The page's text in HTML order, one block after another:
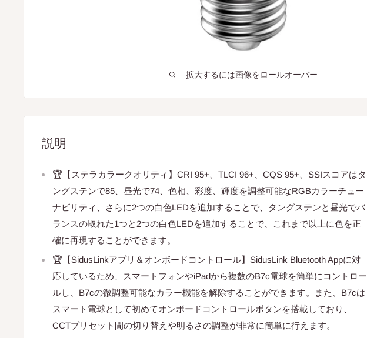
拡大するには画像をロールオーバー
説明
🏆【ステラカラークオリティ】CRI 95+、TLCI 96+、CQS 95+、SSIスコアはタ
ングステンで85、昼光で74、色相、彩度、輝度を調整可能なRGBカラーチュー
ナビリティ、さらに2つの白色LEDを追加することで、タングステンと昼光でバ
ランスの取れた1つと2つの白色LEDを追加することで、これまで以上に色を正
確に再現することができます。
🏆【SidusLinkアプリ＆オンボードコントロール】SidusLink Bluetooth Appに対
応しているため、スマートフォンやiPadから複数のB7c電球を簡単にコントロー
ルし、B7cの微調整可能なカラー機能を解除することができます。また、B7cは
スマート電球として初めてオンボードコントロールボタンを搭載しており、
CCTプリセット間の切り替えや明るさの調整が非常に簡単に行えます。